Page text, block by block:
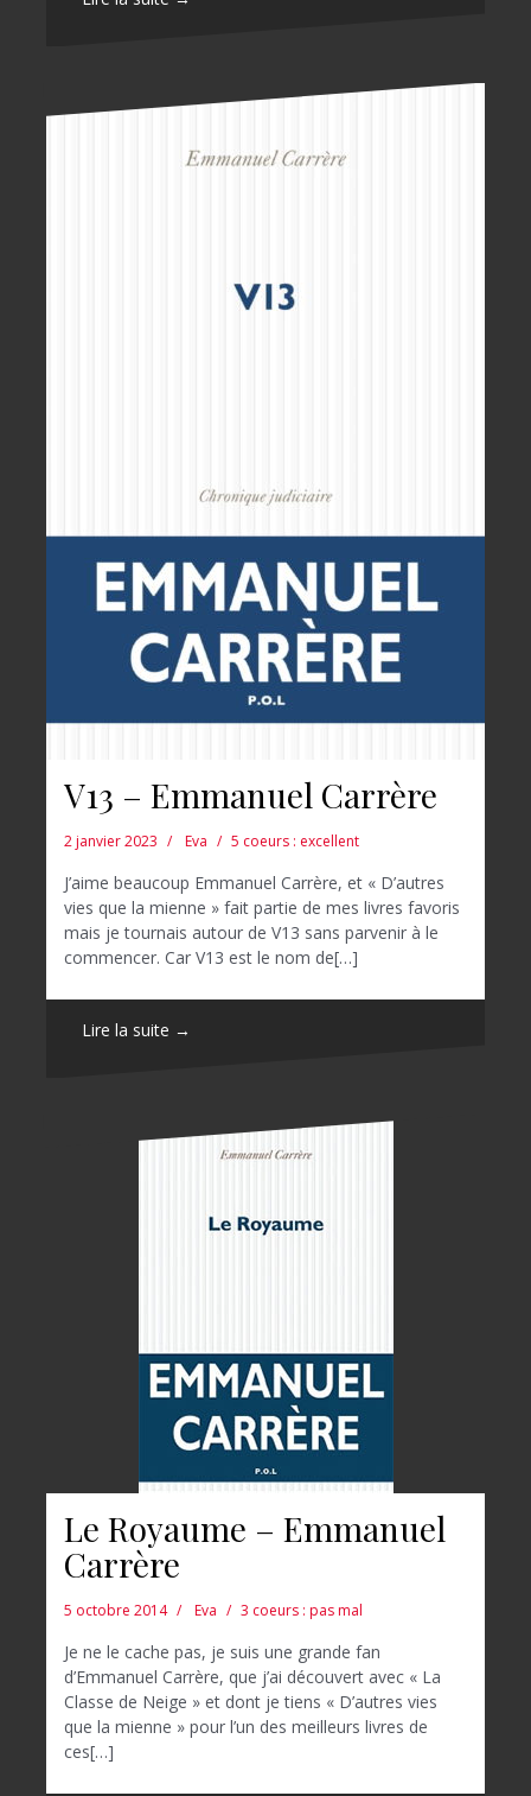
V13 – Emmanuel Carrère
2 janvier 2023 Eva 5 coeurs : excellent
J’aime beaucoup Emmanuel Carrère, et « D’autres
vies que la mienne » fait partie de mes livres favoris
mais je tournais autour de V13 sans parvenir à le
commencer. Car V13 est le nom de[…]
Lire la suite →
Le Royaume – Emmanuel
Carrère
5 octobre 2014 Eva 3 coeurs : pas mal
Je ne le cache pas, je suis une grande fan
d’Emmanuel Carrère, que j’ai découvert avec « La
Classe de Neige » et dont je tiens « D’autres vies
que la mienne » pour l’un des meilleurs livres de
ces[…]